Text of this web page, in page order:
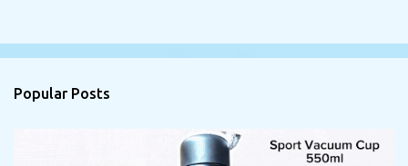
Popular Posts